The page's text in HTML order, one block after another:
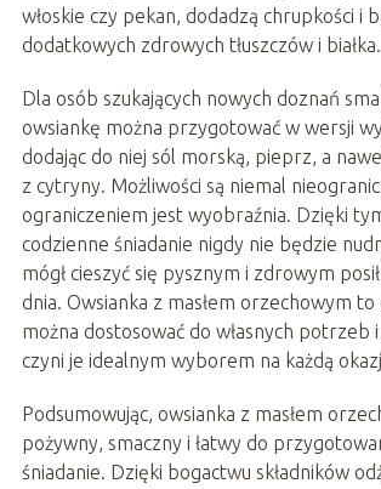
włoskie czy pekan, dodadzą chrupkości i
dodatkowych zdrowych tłuszczów i białka.
Dla osób szukających nowych doznań
owsiankę można przygotować w wersji
dodając do niej sól morską, pieprz, a
z cytryny. Możliwości są niemal
ograniczeniem jest wyobraźnia. Dzięki
codzienne śniadanie nigdy nie będzie
mógł cieszyć się pysznym i zdrowym
dnia. Owsianka z masłem orzechowym
można dostosować do własnych potrzeb
czyni je idealnym wyborem na każdą
Podsumowując, owsianka z masłem
pożywny, smaczny i łatwy do
śniadanie. Dzięki bogactwu składników